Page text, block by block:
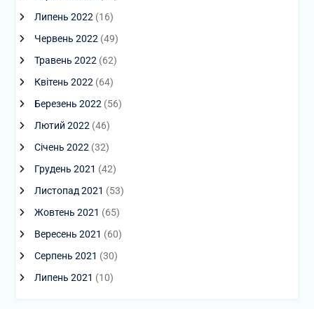
Липень 2022 (16)
Червень 2022 (49)
Травень 2022 (62)
Квітень 2022 (64)
Березень 2022 (56)
Лютий 2022 (46)
Січень 2022 (32)
Грудень 2021 (42)
Листопад 2021 (53)
Жовтень 2021 (65)
Вересень 2021 (60)
Серпень 2021 (30)
Липень 2021 (10)